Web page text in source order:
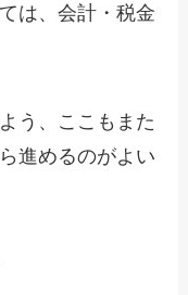
は、会計・税金
う、ここもまた
進めるのがよい